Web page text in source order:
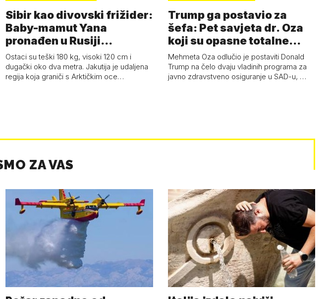
Sibir kao divovski frižider:
Baby-mamut Yana
pronađen u Rusiji
najsačuvaniji je…
Ostaci su teški 180 kg, visoki 120 cm i
dugački oko dva metra. Jakutija je udaljena
regija koja graniči s Arktičkim oce…
Trump ga postavio za
šefa: Pet savjeta dr. Oza
koji su opasne totalne
budalašti…
Mehmeta Oza odlučio je postaviti Donald
Trump na čelo dvaju vladinih programa za
javno zdravstveno osiguranje u SAD-u, …